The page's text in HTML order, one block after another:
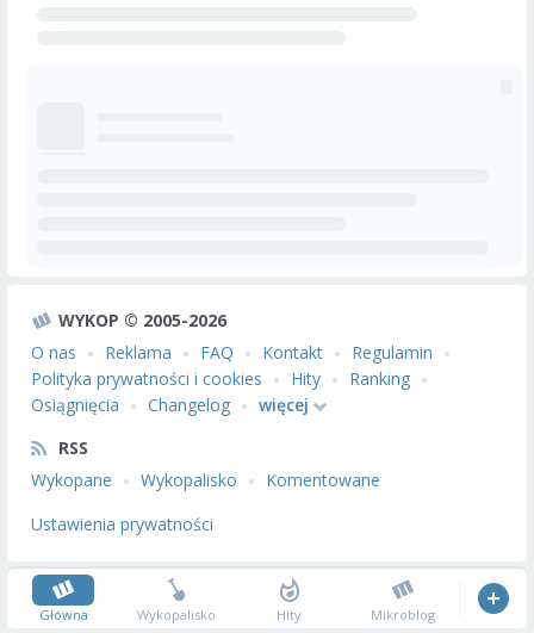
WYKOP © 2005-2026
O nas
Reklama FAQ Kontakt
Regulamin
Polityka prywatności i cookies
Hity
Ranking
Osiągnięcia
Changelog
więcej
RSS
Wykopane
Wykopalisko
Komentowane
Ustawienia prywatności
Główna Wykopalisko Hity Mikroblog